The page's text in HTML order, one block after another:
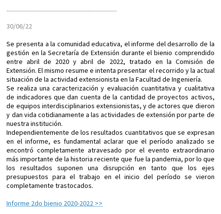
--------------------------------------------------------
30/06/22
Se presenta a la comunidad educativa, el informe del desarrollo de la
gestión en la Secretaría de Extensión durante el bienio comprendido
entre abril de 2020 y abril de 2022, tratado en la Comisión de
Extensión. El mismo resume e intenta presentar el recorrido y la actual
situación de la actividad extensionista en la Facultad de Ingeniería.
Se realiza una caracterización y evaluación cuantitativa y cualitativa
de indicadores que dan cuenta de la cantidad de proyectos activos,
de equipos interdisciplinarios extensionistas, y de actores que dieron
y dan vida cotidianamente a las actividades de extensión por parte de
nuestra institución.
Independientemente de los resultados cuantitativos que se expresan
en el informe, es fundamental aclarar que el período analizado se
encontró completamente atravesado por el evento extraordinario
más importante de la historia reciente que fue la pandemia, por lo que
los resultados suponen una disrupción en tanto que los ejes
presupuestos para el trabajo en el inicio del período se vieron
completamente trastocados.
Informe 2do bienio 2020-2022 >>